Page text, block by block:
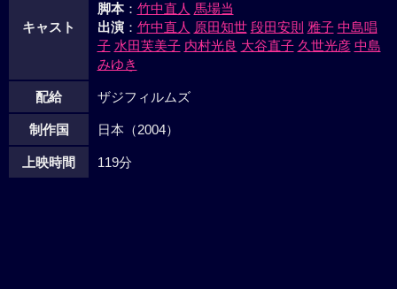
して、未知子の手術が始まった。
キャスト
脚本： 竹中直人 馬場当
出演： 竹中直人 原田知世 段田安則 雅子 中島唱
子 水田芙美子 内村光良 大谷直子 久世光彦 中島
みゆき
配給 ザジフィルムズ
制作国 日本（2004）
上映時間 119分